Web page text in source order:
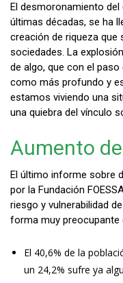
El desmoronamiento
últimas décadas, se ha
creación de riqueza que
sociedades. La
de algo, que con el
como más profundo y
estamos viviendo una
una quiebra del vínculo
Aumento
El último informe sobre
por la Fundación
riesgo y vulnerabilidad
forma muy preocupante
El 40,6% de la
un 24,2% sufre ya